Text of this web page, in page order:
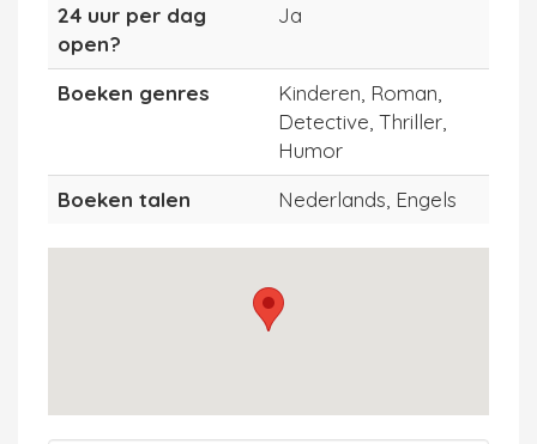
24 uur per dag
open?
Ja
Boeken genres
Kinderen, Roman,
Detective, Thriller,
Humor
Boeken talen
Nederlands, Engels